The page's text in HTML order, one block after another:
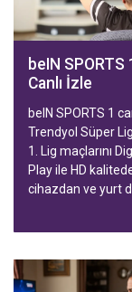
beIN SPORTS
Canlı İzle
beIN SPORTS 1
Trendyol Süper
1. Lig maçlarını
Play ile HD
cihazdan ve yurt